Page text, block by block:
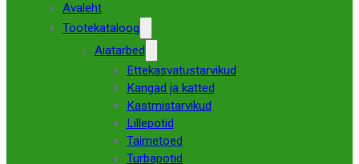
Avaleht
Tootekataloog
Aiatarbed
Ettekasvatustarvikud
Kangad ja katted
Kastmistarvikud
Lillepotid
Taimetoed
Turbapotid